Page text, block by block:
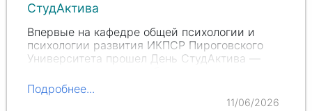
СтудАктива
Впервые на кафедре общей психологии и
психологии развития ИКПСР Пироговского
Университета прошел День СтудАктива —
организованный при поддержке заведующего
кафедройВладислава Андреевича Сотникова
Подробнее...
11/06/2026